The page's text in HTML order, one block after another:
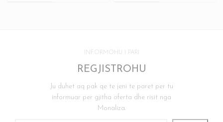
INFORMOHU I PARI
REGJISTROHU
Ju duhet aq pak qe te jeni te paret per tu
informuar per gjitha oferta dhe risit nga
Monaliza.